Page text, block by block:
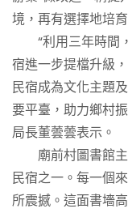
境，再有選擇地培
“利用三年時間，
宿進一步提檔升級
民宿成為文化主題
要平臺，助力鄉村
局長董蕓蕓表示。
廟前村圖書館主
民宿之一。每一個
所震撼。這面書墻